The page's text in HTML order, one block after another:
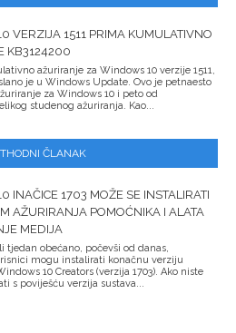
VERZIJA 1511 PRIMA KUMULATIVNO
KB3124200
ažuriranje za Windows 10 verzije 1511,
je u Windows Update. Ovo je petnaesto
za Windows 10 i peto od
studenog ažuriranja. Kao...
ČLANAK
INAČICE 1703 MOŽE SE INSTALIRATI
AŽURIRANJA POMOĆNIKA I ALATA
MEDIJA
tjedan obećano, počevši od danas,
mogu instalirati konačnu verziju
10 Creators (verzija 1703). Ako niste
s poviješću verzija sustava...